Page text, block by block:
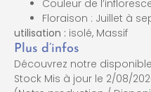
Couleur de
Floraison : Juillet à
utilisation : isolé, Massif
Plus d’infos
Découvrez notre
Stock Mis à jour le 2/08/